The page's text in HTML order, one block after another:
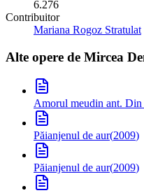
6.276
Contribuitor
Mariana Rogoz Stratulat
Alte opere de Mircea
Amorul meudin ant. Din
Păianjenul de aur(2009)
Păianjenul de aur(2009)